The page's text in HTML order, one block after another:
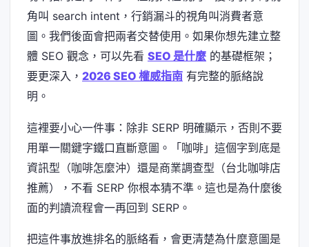
角叫 search intent，行銷漏斗的視角叫消費者意
圖。我們後面會把兩者交替使用。如果你想先建立整
體 SEO 觀念，可以先看 SEO 是什麼 的基礎框架；
要更深入， 2026 SEO 權威指南 有完整的脈絡說
明。
這裡要小心一件事：除非 SERP 明確顯示，否則不要
用單一關鍵字鐵口直斷意圖。「咖啡」這個字到底是
資訊型（咖啡怎麼沖）還是商業調查型（台北咖啡店
推薦），不看 SERP 你根本猜不準。這也是為什麼後
面的判讀流程會一再回到 SERP。
把這件事放進排名的脈絡看，會更清楚為什麼意圖是